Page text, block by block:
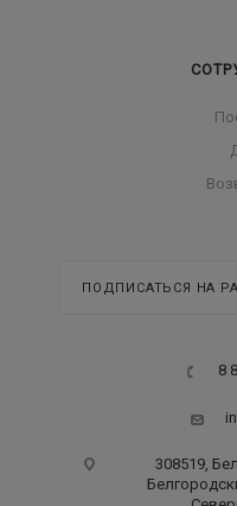
ПОДПИСАТЬСЯ НА
8
308519,